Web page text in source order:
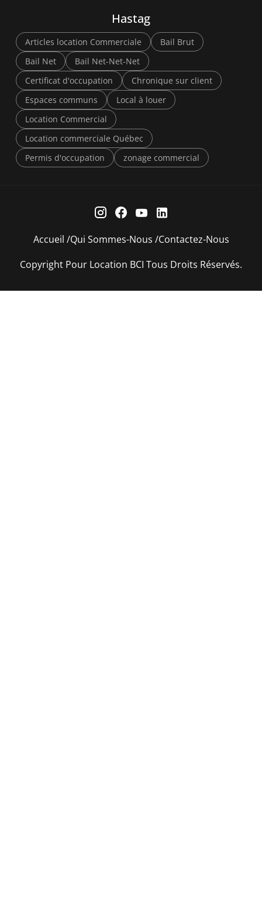
Hastag
Articles location Commerciale
Bail Brut
Bail Net
Bail Net-Net-Net
Certificat d'occupation
Chronique sur client
Espaces communs
Local à louer
Location Commercial
Location commerciale Québec
Permis d'occupation
zonage commercial
Accueil Qui Sommes-Nous Contactez-Nous
Copyright Pour Location BCI Tous Droits Réservés.